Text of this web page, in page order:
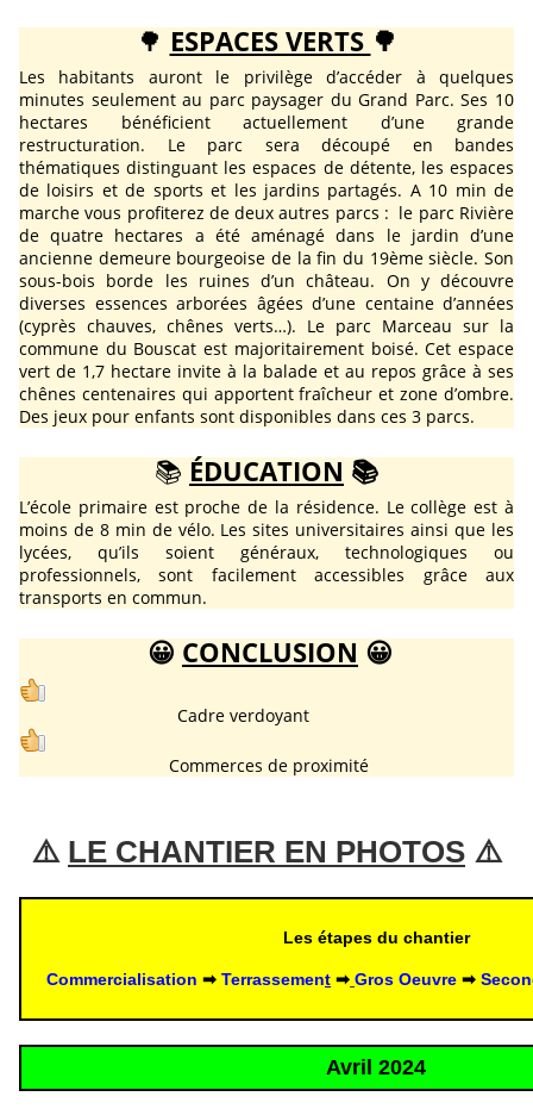
🌳 ESPACES VERTS 🌳
Les habitants auront le privilège d’accéder à quelques
minutes seulement au parc paysager du Grand Parc. Ses 10
hectares bénéficient actuellement d’une grande
restructuration.
Le parc sera découpé en bandes
thématiques distinguant les espaces de détente, les espaces
de loisirs et de sports et les jardins partagés. A 10 min de
marche vous profiterez de deux autres parcs : le parc Rivière
de quatre hectares a été aménagé dans le jardin d’une
ancienne demeure bourgeoise de la fin du 19ème siècle. Son
sous-bois borde les ruines d’un château. On y découvre
diverses essences arborées âgées d’une centaine d’années
(cyprès chauves, chênes verts…). Le parc Marceau sur la
commune du Bouscat est majoritairement boisé. Cet espace
vert de 1,7 hectare invite à la balade et au repos grâce à ses
chênes centenaires qui apportent fraîcheur et zone d’ombre.
Des jeux pour enfants sont disponibles dans ces 3 parcs.
📚 ÉDUCATION 📚
L’école primaire est proche de la résidence. Le collège est à
moins de 8 min de vélo. Les sites universitaires ainsi que les
lycées, qu’ils soient généraux, technologiques ou
professionnels, sont facilement accessibles grâce aux
transports en commun.
😀 CONCLUSION 😀
Cadre verdoyant
Commerces de proximité
⚠️ LE CHANTIER EN PHOTOS ⚠️
Les étapes du chantier
Commercialisation ➡ Terrassement ➡ Gros Oeuvre ➡
Avril 2024